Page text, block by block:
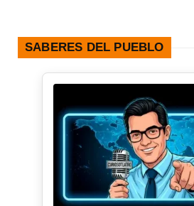
SABERES DEL PUEBLO